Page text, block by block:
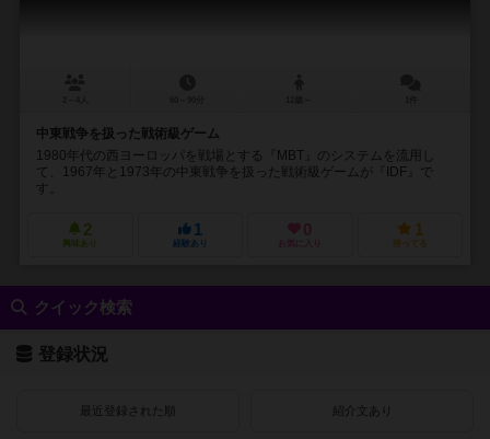
中東戦争を扱った戦術級ゲーム
1980年代の西ヨーロッパを戦場とする『MBT』のシステムを流用し
て、1967年と1973年の中東戦争を扱った戦術級ゲームが『IDF』で
す。
2
興味あり
1
経験あり
0
お気に入り
1
持ってる
クイック検索
登録状況
最近登録された順 紹介文あり